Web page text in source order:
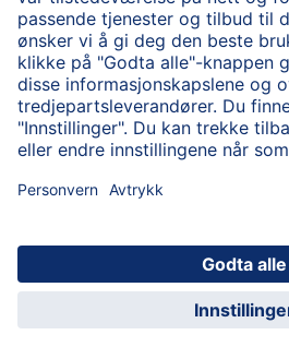
Brukevillkår
Om HiPP
Sikker kryptert
© 2026
HiPP for